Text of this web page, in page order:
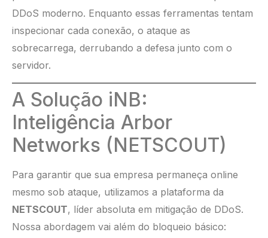
DDoS moderno. Enquanto essas ferramentas tentam
inspecionar cada conexão, o ataque as
sobrecarrega, derrubando a defesa junto com o
servidor.
A Solução iNB:
Inteligência Arbor
Networks (NETSCOUT)
Para garantir que sua empresa permaneça online
mesmo sob ataque, utilizamos a plataforma da
NETSCOUT, líder absoluta em mitigação de DDoS.
Nossa abordagem vai além do bloqueio básico: